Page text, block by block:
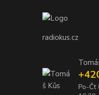
radiokus.cz
Po-Čt